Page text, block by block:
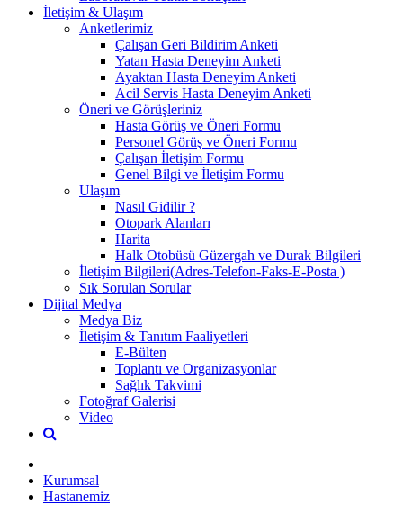
İletişim & Ulaşım
Anketlerimiz
Çalışan Geri Bildirim Anketi
Yatan Hasta Deneyim Anketi
Ayaktan Hasta Deneyim Anketi
Acil Servis Hasta Deneyim Anketi
Öneri ve Görüşleriniz
Hasta Görüş ve Öneri Formu
Personel Görüş ve Öneri Formu
Çalışan İletişim Formu
Genel Bilgi ve İletişim Formu
Ulaşım
Nasıl Gidilir ?
Otopark Alanları
Harita
Halk Otobüsü Güzergah ve Durak Bilgileri
İletişim Bilgileri(Adres-Telefon-Faks-E-Posta )
Sık Sorulan Sorular
Dijital Medya
Medya Biz
İletişim & Tanıtım Faaliyetleri
E-Bülten
Toplantı ve Organizasyonlar
Sağlık Takvimi
Fotoğraf Galerisi
Video
Kurumsal
Hastanemiz